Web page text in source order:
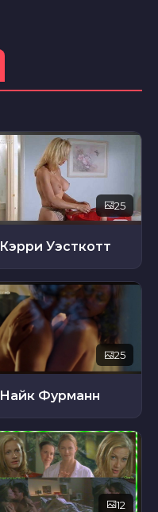
25
Кэрри Уэсткотт
25
Найк Фурманн
12